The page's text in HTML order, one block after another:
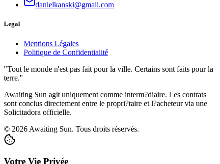
danielkanski@gmail.com
Legal
Mentions Légales
Politique de Confidentialité
"Tout le monde n'est pas fait pour la ville. Certains sont faits pour la
terre."
Awaiting Sun agit uniquement comme interm?diaire. Les contrats
sont conclus directement entre le propri?taire et l?acheteur via une
Solicitadora officielle.
© 2026 Awaiting Sun. Tous droits réservés.
Votre Vie Privée